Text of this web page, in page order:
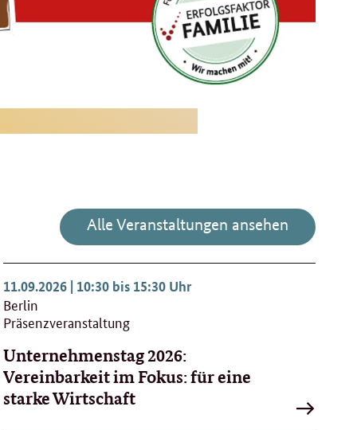
Alle Veranstaltungen ansehen
11.09.2026 | 10:30 bis 15:30 Uhr
Berlin
Präsenzveranstaltung
Unternehmenstag 2026:
Vereinbarkeit im Fokus: für eine
starke Wirtschaft
Zur